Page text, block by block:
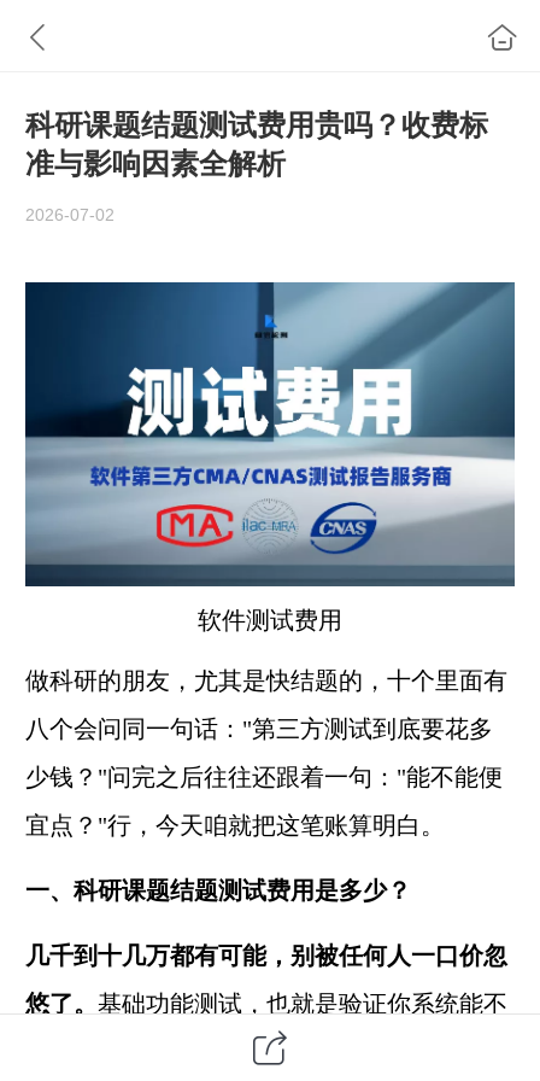
科研课题结题测试费用贵吗？收费标
准与影响因素全解析
2026-07-02
软件测试费用
做科研的朋友，尤其是快结题的，十个里面有
八个会问同一句话："第三方测试到底要花多
少钱？"问完之后往往还跟着一句："能不能便
宜点？"行，今天咱就把这笔账算明白。
一、科研课题结题测试费用是多少？
几千到十几万都有可能，别被任何人一口价忽
悠了。 基础功能测试，也就是验证你系统能不
能跑通、按钮点了有没有反应这种，